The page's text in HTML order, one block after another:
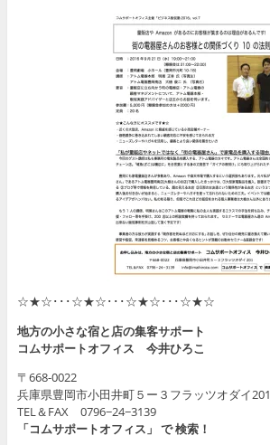
☆★☆･･･☆★☆･･･☆★☆･･･☆★☆
地方の小さな宿と店の集客サポート
コムサポートオフィス 今井ひろこ
〒668-0022
兵庫県豊岡市小田井町５ー３フラッツオダイ201
TEL＆FAX 0796−24−3139
「コムサポートオフィス」 で 検索！